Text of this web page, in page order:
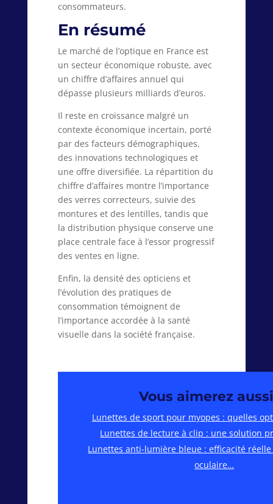
consommateurs.
En résumé
Le marché de l’optique en France est
un secteur économique robuste, avec
un chiffre d’affaires annuel qui
dépasse plusieurs milliards d’euros.
Il reste en croissance malgré un
contexte économique incertain, porté
par des facteurs démographiques,
des innovations technologiques et
une offre diversifiée. La répartition du
chiffre d’affaires montre l’importance
des verres correcteurs, suivie des
montures et des lentilles, tandis que
la distribution physique conserve une
place centrale face à l’essor progressif
des ventes en ligne.
Enfin, la densité des opticiens et
l’évolution des pratiques de
consommation témoignent de
l’importance accordée à la santé
visuelle dans la société française.
Vous aimerez
Lunettes de sport pour myopes : quelles
Lunettes de lecture à clip : une solution
Lunettes anti-lumière bleue : efficacité
oculaire…